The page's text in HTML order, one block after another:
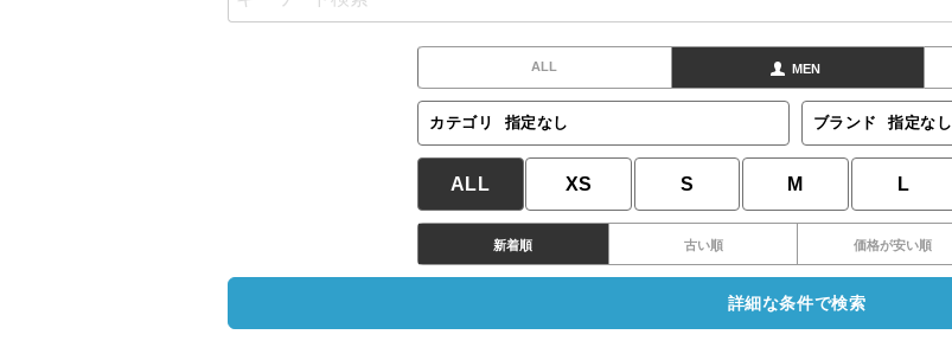
ALL MEN
カテゴリ 指定なし ブランド 指定なし
ALL XS S M L
新着順 古い順 価格が安い順
詳細な条件で検索